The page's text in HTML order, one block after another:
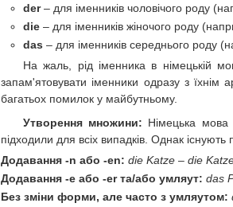
der– для іменників чоловічого роду
die – для іменників жіночого роду
das – для іменників середнього роду
На жаль, рід іменника в німецькій
запам'ятовувати іменники одразу з
багатьох помилок у майбутньому.
Утворення множини: Німецька мова
підходили для всіх випадків. Однак існують
Додавання -n або -en: die Katze – die
Додавання -e або -er та/або умляут: das
Без зміни форми, але часто з умляутом: